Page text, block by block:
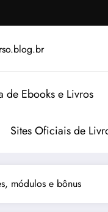
de Ebooks e Livros
Sites Oficiais de
módulos e bônus